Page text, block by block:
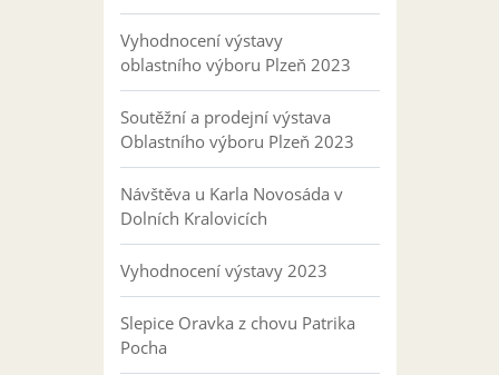
Vyhodnocení výstavy
oblastního výboru Plzeň 2023
Soutěžní a prodejní výstava
Oblastního výboru Plzeň 2023
Návštěva u Karla Novosáda v
Dolních Kralovicích
Vyhodnocení výstavy 2023
Slepice Oravka z chovu Patrika
Pocha